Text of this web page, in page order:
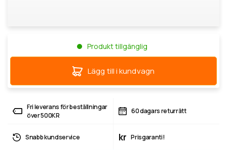
Produkt tillgänglig
Lägg till i kundvagn
Fri leverans för beställningar
över 500KR
60 dagars returrätt
Snabb kundservice kr Prisgaranti!